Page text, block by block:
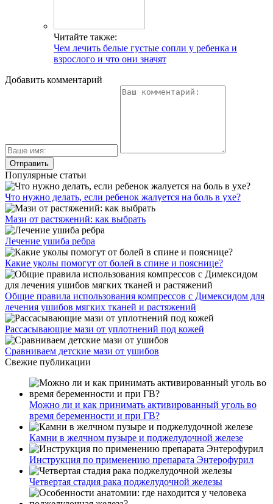
Читайте также:
Чем лечить белые густые сопли у ребенка и
взрослого и что они значят
Добавить комментарий
Популярные статьи
Что нужно делать, если ребенок жалуется на боль в ухе?
Мази от растяжений: как выбрать
Лечение ушиба ребра
Какие уколы помогут от болей в спине и пояснице?
Общие правила использования компрессов с Димексидом для
лечения ушибов мягких тканей и растяжений
Рассасывающие мази от уплотнений под кожей
Сравниваем детские мази от ушибов
Свежие публикации
Можно ли и как принимать активированный уголь во
время беременности и при ГВ?
Камни в желчном пузыре и поджелудочной железе
Инструкция по применению препарата Энтерофурил
Четвертая стадия рака поджелудочной железы